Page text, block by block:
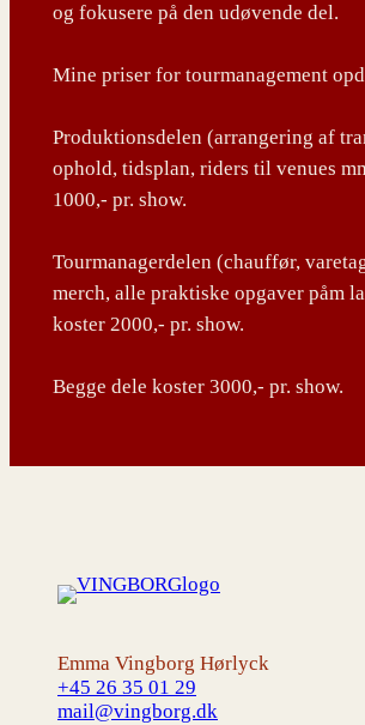
og fokusere på den udøvende del.
Mine priser for tourmanagement
Produktionsdelen (arrangering af
ophold, tidsplan, riders til venues
1000,- pr. show.
Tourmanagerdelen (chauffør,
merch, alle praktiske opgaver påm
koster 2000,- pr. show.
Begge dele koster 3000,- pr. show.
Emma Vingborg Hørlyck
+45 26 35 01 29
mail@vingborg.dk